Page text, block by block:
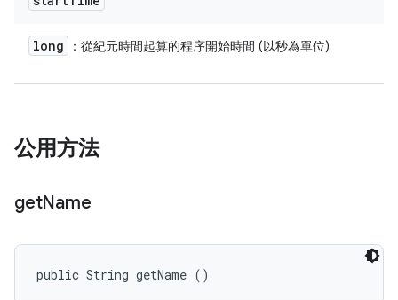
long ：從紀元時間起算的程序開始時間 (以秒為單位)
公用方法
getName
public String getName ()